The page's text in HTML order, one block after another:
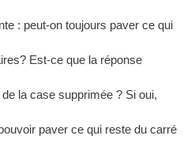
: peut-on toujours paver ce qui
Est-ce que la réponse
la case supprimée ? Si oui,
paver ce qui reste du carré